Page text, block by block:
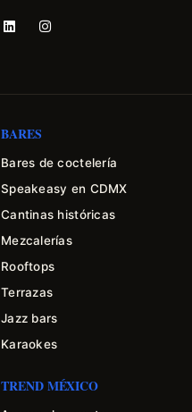
BARES
Bares de coctelería
Speakeasy en CDMX
Cantinas históricas
Mezcalerías
Rooftops
Terrazas
Jazz bars
Karaokes
TREND MÉXICO